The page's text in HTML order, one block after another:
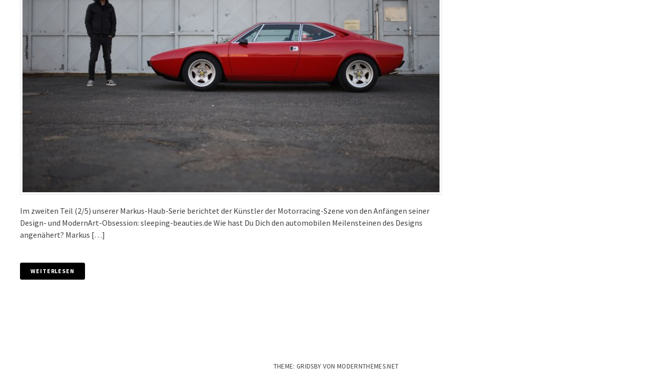
Im zweiten Teil (2/5) unserer Markus-Haub-Serie berichtet der Künstler der Motorracing-Szene von den Anfängen seiner
Design- und ModernArt-Obsession: sleeping-beauties.de Wie hast Du Dich den automobilen Meilensteinen des Designs
angenähert? Markus […]
WEITERLESEN
THEME: GRIDSBY VON MODERNTHEMES.NET